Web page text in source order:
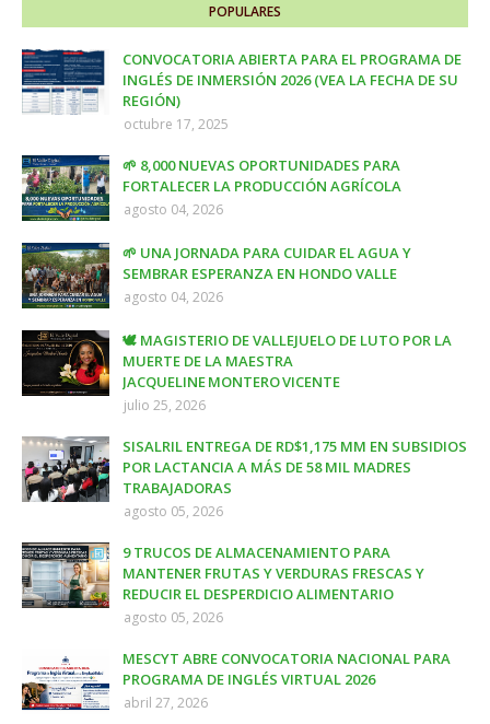
POPULARES
CONVOCATORIA ABIERTA PARA EL PROGRAMA DE
INGLÉS DE INMERSIÓN 2026 (VEA LA FECHA DE SU
REGIÓN)
octubre 17, 2025
🌱 8,000 NUEVAS OPORTUNIDADES PARA
FORTALECER LA PRODUCCIÓN AGRÍCOLA
agosto 04, 2026
🌱 UNA JORNADA PARA CUIDAR EL AGUA Y
SEMBRAR ESPERANZA EN HONDO VALLE
agosto 04, 2026
🕊️ MAGISTERIO DE VALLEJUELO DE LUTO POR LA
MUERTE DE LA MAESTRA
JACQUELINE MONTERO VICENTE
julio 25, 2026
SISALRIL ENTREGA DE RD$1,175 MM EN SUBSIDIOS
POR LACTANCIA A MÁS DE 58 MIL MADRES
TRABAJADORAS
agosto 05, 2026
9 TRUCOS DE ALMACENAMIENTO PARA
MANTENER FRUTAS Y VERDURAS FRESCAS Y
REDUCIR EL DESPERDICIO ALIMENTARIO
agosto 05, 2026
MESCYT ABRE CONVOCATORIA NACIONAL PARA
PROGRAMA DE INGLÉS VIRTUAL 2026
abril 27, 2026